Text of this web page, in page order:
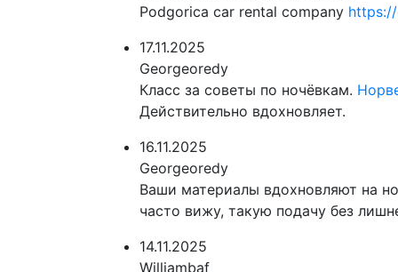
Podgorica car rental company
17.11.2025
Georgeoredy
Класс за советы по ночёвкам.
Действительно вдохновляет.
16.11.2025
Georgeoredy
Ваши материалы вдохновляют на
часто вижу, такую подачу без
14.11.2025
Williambaf